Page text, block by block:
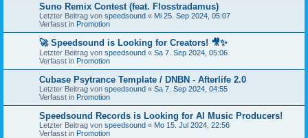
Suno Remix Contest (feat. Flosstradamus)
Letzter Beitrag von speedsound « Mi 25. Sep 2024, 05:07
Verfasst in Promotion
🚀 Speedsound is Looking for Creators! 🎥✨
Letzter Beitrag von speedsound « Sa 7. Sep 2024, 05:06
Verfasst in Promotion
Cubase Psytrance Template / DNBN - Afterlife 2.0
Letzter Beitrag von speedsound « Sa 7. Sep 2024, 04:55
Verfasst in Promotion
Speedsound Records is Looking for AI Music Producers!
Letzter Beitrag von speedsound « Mo 15. Jul 2024, 22:56
Verfasst in Promotion